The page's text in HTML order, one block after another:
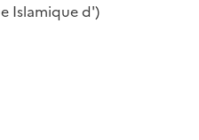
Islamique d')